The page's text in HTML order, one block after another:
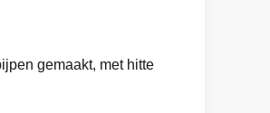
gemaakt, met hitte